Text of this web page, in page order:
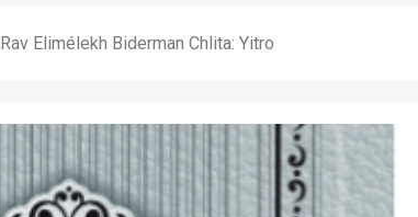
Rav Elimélekh Biderman Chlita: Yitro